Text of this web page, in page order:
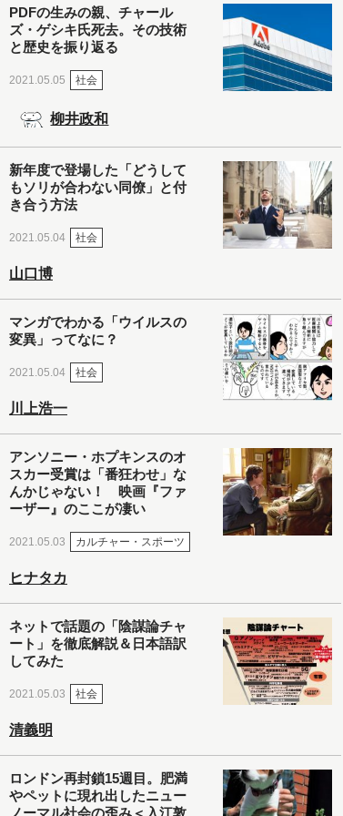
PDFの生みの親、チャール
ズ・ゲシキ氏死去。その技術
と歴史を振り返る
2021.05.05 社会
柳井政和
新年度で登場した「どうして
もソリが合わない同僚」と付
き合う方法
2021.05.04 社会
山口博
マンガでわかる「ウイルスの
変異」ってなに？
2021.05.04 社会
川上浩一
アンソニー・ホプキンスのオ
スカー受賞は「番狂わせ」な
んかじゃない！ 映画『ファ
ーザー』のここが凄い
2021.05.03 カルチャー・スポーツ
ヒナタカ
ネットで話題の「陰謀論チャ
ート」を徹底解説＆日本語訳
してみた
2021.05.03 社会
清義明
ロンドン再封鎖15週目。肥満
やペットに現れ出したニュー
ノーマル社会の歪み＜入江敦